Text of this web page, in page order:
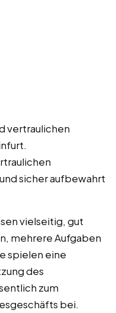
vertraulichen
sicher aufbewahrt
vielseitig, gut
mehrere Aufgaben
spielen eine
des
zum
bei.